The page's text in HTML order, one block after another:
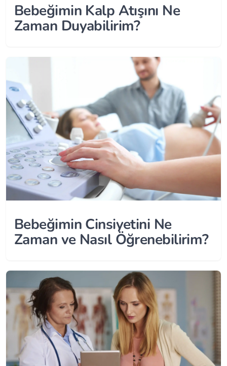
Bebeğimin Kalp Atışını Ne
Zaman Duyabilirim?
Bebeğimin Cinsiyetini Ne
Zaman ve Nasıl Öğrenebilirim?